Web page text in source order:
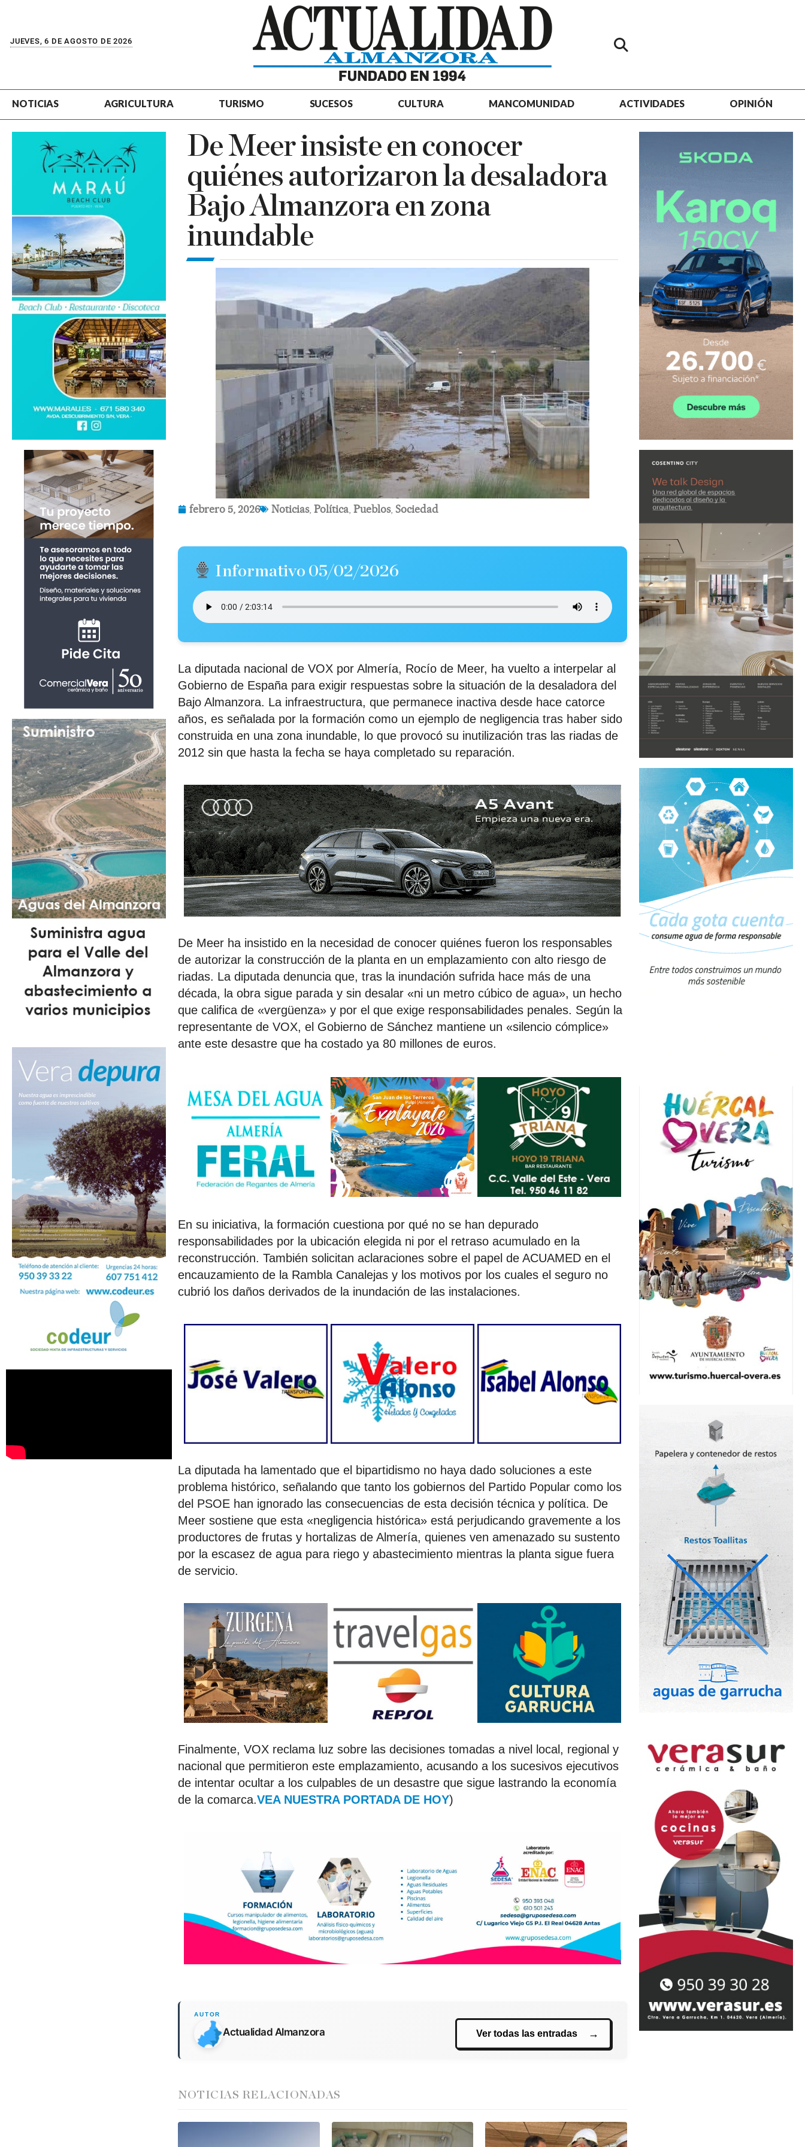
JUEVES, 6 DE AGOSTO DE 2026
NOTICIAS AGRICULTURA TURISMO SUCESOS CULTURA MANCOMUNIDAD ACTIVIDADES OPINIÓN
De Meer insiste en conocer
quiénes autorizaron la desaladora
Bajo Almanzora en zona
inundable
febrero 5, 2026 Noticias,Política ,Pueblos,Sociedad
Informativo 05/02/2026
La diputada nacional de VOX por Almería, Rocío de Meer, ha vuelto a interpelar al
Gobierno de España para exigir respuestas sobre la situación de la desaladora del
Bajo Almanzora. La infraestructura, que permanece inactiva desde hace catorce
años, es señalada por la formación como un ejemplo de negligencia tras haber sido
construida en una zona inundable, lo que provocó su inutilización tras las riadas de
2012 sin que hasta la fecha se haya completado su reparación.
De Meer ha insistido en la necesidad de conocer quiénes fueron los responsables
de autorizar la construcción de la planta en un emplazamiento con alto riesgo de
riadas. La diputada denuncia que, tras la inundación sufrida hace más de una
década, la obra sigue parada y sin desalar «ni un metro cúbico de agua», un hecho
que califica de «vergüenza» y por el que exige responsabilidades penales. Según la
representante de VOX, el Gobierno de Sánchez mantiene un «silencio cómplice»
ante este desastre que ha costado ya 80 millones de euros.
En su iniciativa, la formación cuestiona por qué no se han depurado
responsabilidades por la ubicación elegida ni por el retraso acumulado en la
reconstrucción. También solicitan aclaraciones sobre el papel de ACUAMED en el
encauzamiento de la Rambla Canalejas y los motivos por los cuales el seguro no
cubrió los daños derivados de la inundación de las instalaciones.
La diputada ha lamentado que el bipartidismo no haya dado soluciones a este
problema histórico, señalando que tanto los gobiernos del Partido Popular como los
del PSOE han ignorado las consecuencias de esta decisión técnica y política. De
Meer sostiene que esta «negligencia histórica» está perjudicando gravemente a los
productores de frutas y hortalizas de Almería, quienes ven amenazado su sustento
por la escasez de agua para riego y abastecimiento mientras la planta sigue fuera
de servicio.
Finalmente, VOX reclama luz sobre las decisiones tomadas a nivel local, regional y
nacional que permitieron este emplazamiento, acusando a los sucesivos ejecutivos
de intentar ocultar a los culpables de un desastre que sigue lastrando la economía
de la comarca.VEA NUESTRA PORTADA DE HOY)
Actualidad Almanzora Ver todas las entradas
NOTICIAS RELACIONADAS